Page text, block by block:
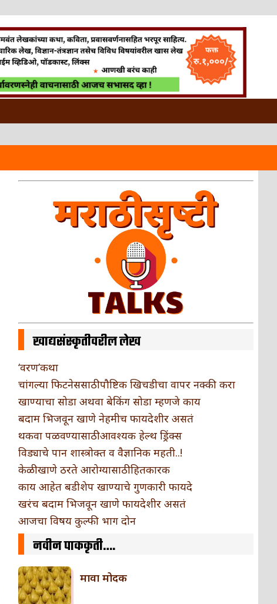
खाद्यसंस्कृतीवरील लेख
‘वरण’कथा
चांगल्या फिटनेससाठी पौष्टिक खिचडीचा वापर नक्की करा
खाण्याचा सोडा अथवा बेकिंग सोडा म्हणजे काय
बदाम भिजवून खाणे नेहमीच फायदेशीर असतं
थकवा पळवण्यासाठी आवश्यक हेल्थ ड्रिंक्स
विड्याचे पान शास्त्रोक्त व वैज्ञानिक महती..!
केळी खाणे ठरते आरोग्यासाठी हितकारक
काय आहेत बडीशेप खाण्याचे गुणकारी फायदे
खरंच बदाम भिजवून खाणे फायदेशीर असतं
आजचा विषय कुल्फी भाग दोन
नवीन पाककृती….
मावा मोदक